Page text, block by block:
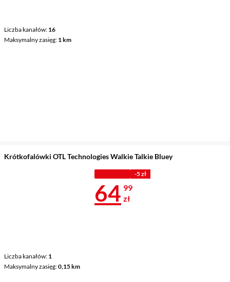
Liczba kanałów 16
Maksymalny zasięg 1 km
Krótkofalówki OTL Technologies Walkie Talkie Bluey
Liczba kanałów 1
Maksymalny zasięg 0,15 km
-5 zł
Cena 64,99
64 99
zł